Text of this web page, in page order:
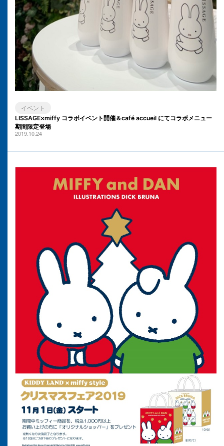
イベント
LISSAGE×miffy コラボイベント開催＆café accueil にてコラボメニュー
期間限定登場
2019.10.24